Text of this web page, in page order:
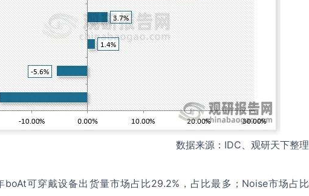
数据来源：IDC、观研天下整理
可穿戴设备出货量市场占比29.2%，占比最多；Noise市场占比